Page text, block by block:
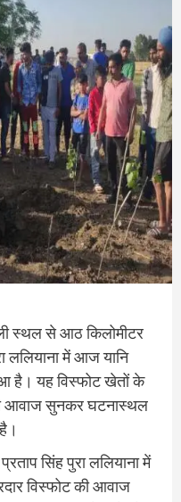
स्थल से आठ किलोमीटर
ललियाना में आज यानि
है। यह विस्फोट खेतों के
आवाज सुनकर घटनास्थल
सिंह पुरा ललियाना में
विस्फोट की आवाज